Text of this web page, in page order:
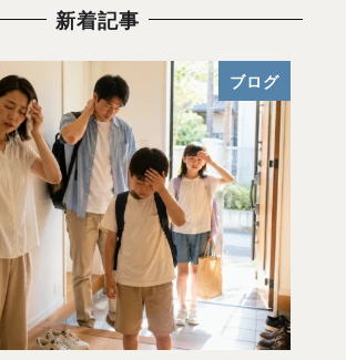
新着記事
ブログ